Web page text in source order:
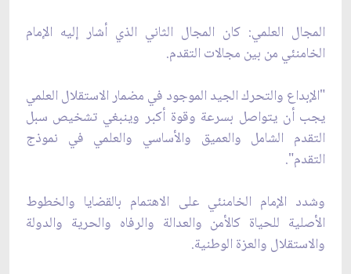
المجال العلمي: كان المجال الثاني الذي أشار إليه الإمام
الخامنئي من بين مجالات التقدم.
"الإبداع والتحرك الجيد الموجود في مضمار الاستقلال العلمي
يجب أن يتواصل بسرعة وقوة أكبر وينبغي تشخيص سبل
التقدم الشامل والعميق والأساسي والعلمي في نموذج
التقدم".
وشدد الإمام الخامنئي على الاهتمام بالقضايا والخطوط
الأصلية للحياة كالأمن والعدالة والرفاه والحرية والدولة
والاستقلال والعزة الوطنية.